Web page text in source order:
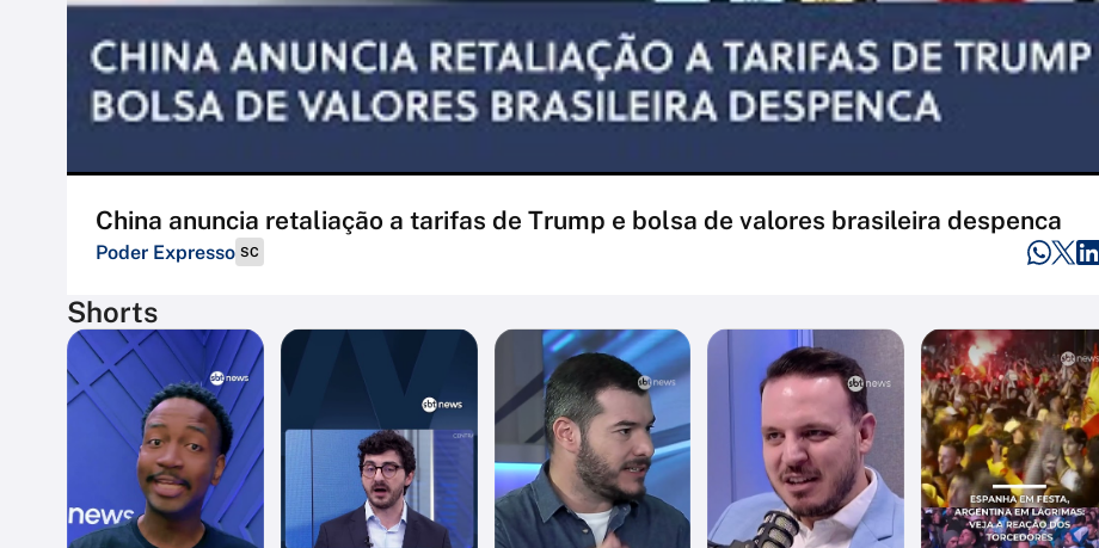
China anuncia retaliação a tarifas de Trump e bolsa de valores brasileira despenca
Poder Expresso SC
Shorts